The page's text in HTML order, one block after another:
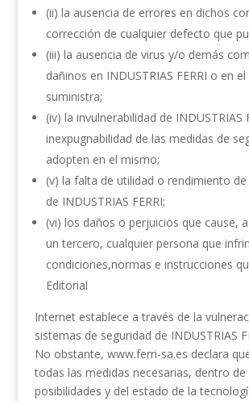
(ii) la ausencia de errores en dichos
corrección de cualquier defecto que
(iii) la ausencia de virus y/o demás
dañinos en INDUSTRIAS FERRI o en
suministra;
(iv) la invulnerabilidad de INDUSTRIAS
inexpugnabilidad de las medidas de
adopten en el mismo;
(v) la falta de utilidad o rendimiento
de INDUSTRIAS FERRI;
(vi) los daños o perjuicios que cause,
un tercero, cualquier persona que
condiciones,normas e instrucciones
Editorial
Internet establece a través de la
sistemas de seguridad de INDUSTRIAS
No obstante, www.ferri-sa.es declara
todas las medidas necesarias, dentro de
posibilidades y del estado de la